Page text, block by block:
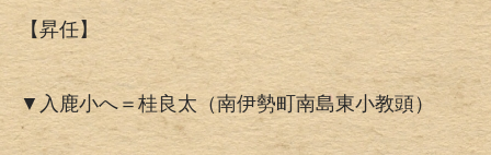
【昇任】
▼入鹿小へ＝桂良太（南伊勢町南島東小教頭）